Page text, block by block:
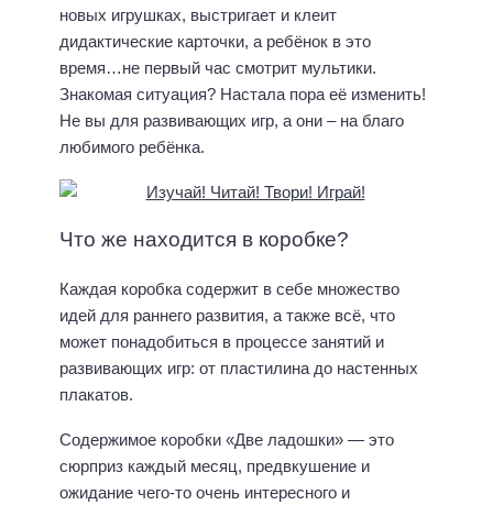
новых игрушках, выстригает и клеит
дидактические карточки, а ребёнок в это
время…не первый час смотрит мультики.
Знакомая ситуация? Настала пора её изменить!
Не вы для развивающих игр, а они – на благо
любимого ребёнка.
Что же находится в коробке?
Каждая коробка содержит в себе множество
идей для раннего развития, а также всё, что
может понадобиться в процессе занятий и
развивающих игр: от пластилина до настенных
плакатов.
Содержимое коробки «Две ладошки» — это
сюрприз каждый месяц, предвкушение и
ожидание чего-то очень интересного и